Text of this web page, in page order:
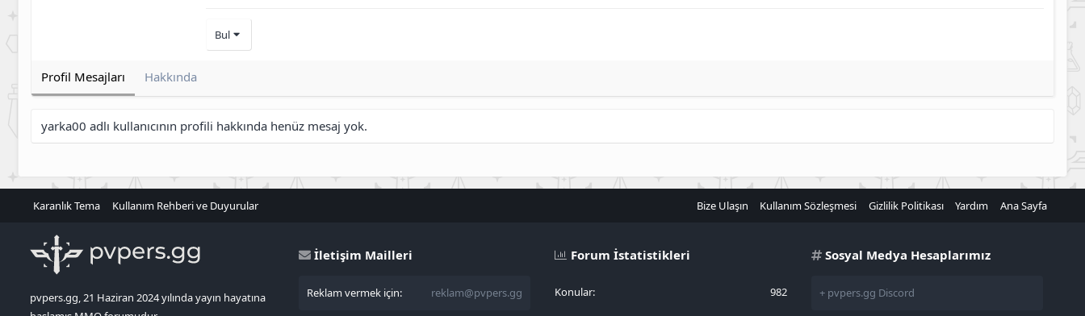
Bul
Profil Mesajları Hakkında
yarka00 adlı kullanıcının profili hakkında henüz mesaj yok.
Karanlık Tema Kullanım Rehberi ve Duyurular Bize Ulaşın Kullanım Sözleşmesi Gizlilik Politikası Yardım Ana Sayfa
pvpers.gg, 21 Haziran 2024 yılında yayın hayatına
İletişim Mailleri
Reklam vermek için: reklam@pvpers.gg
Forum İstatistikleri
Konular 982
Sosyal Medya Hesaplarımız
+ pvpers.gg Discord